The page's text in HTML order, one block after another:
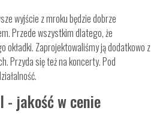
wyjście z mroku będzie dobrze
Przede wszystkim dlatego, że
okładki. Zaprojektowaliśmy ją dodatkowo z
Przyda się też na koncerty. Pod
- jakość w cenie